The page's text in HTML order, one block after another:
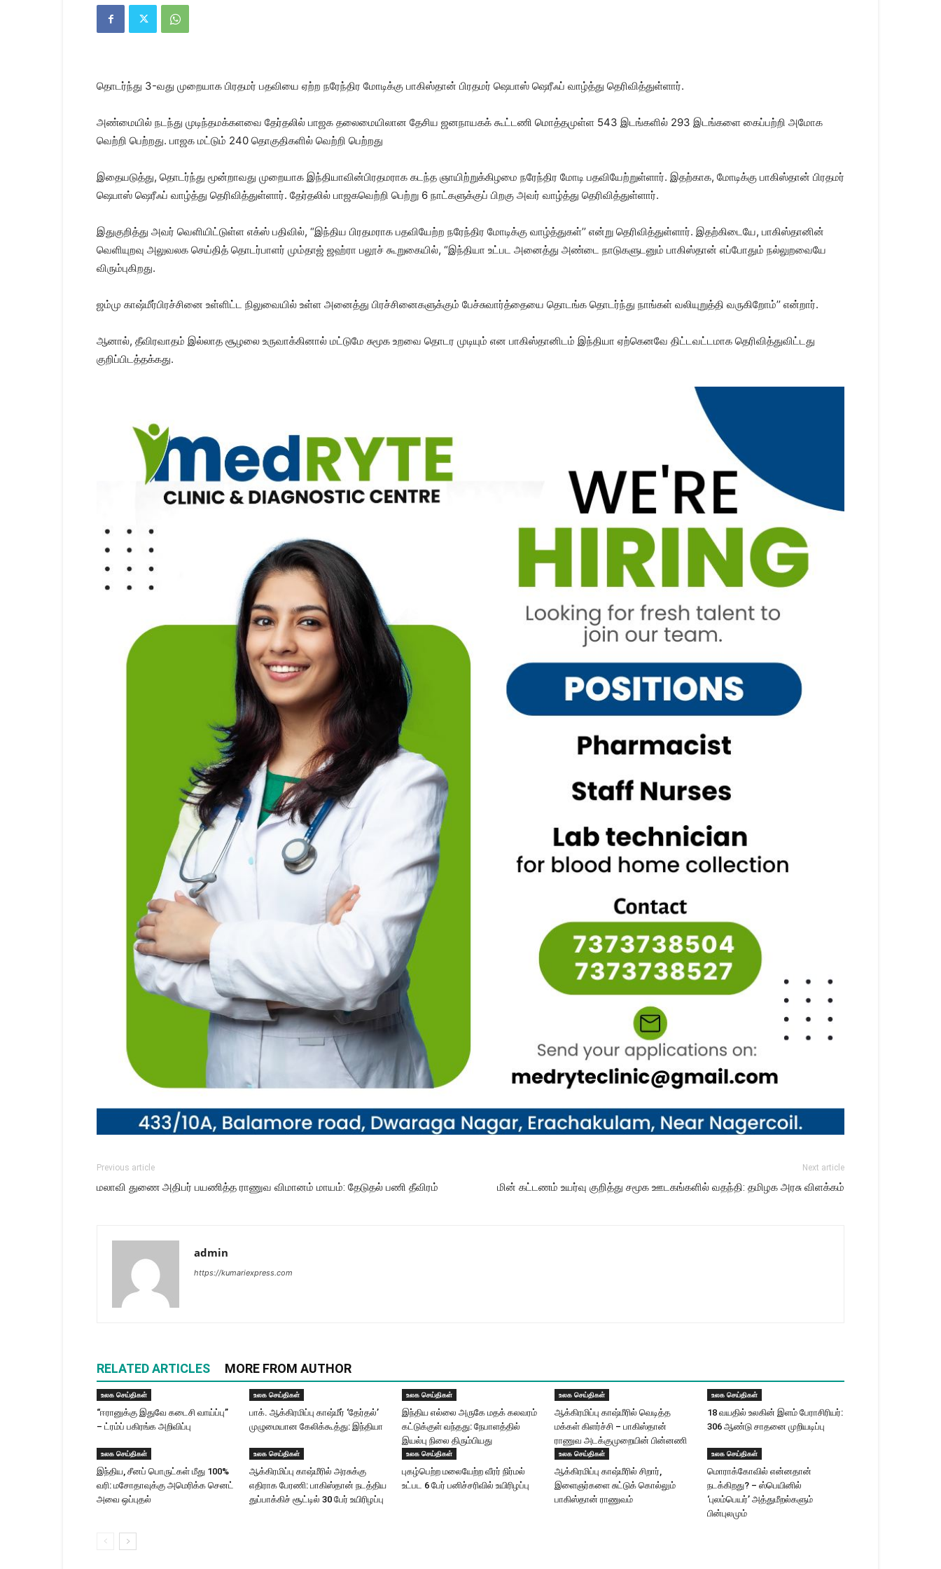
|
News
தொடர்ந்து 3-வது முறையாக பிரதமர் பதவியை ஏற்ற நரேந்திர மோடிக்கு பாகிஸ்தான் பிரதமர் ஷெபாஸ் ஷெரீஃப் வாழ்த்து தெரிவித்துள்ளார்.
அண்மையில் நடந்து முடிந்தமக்களவை தேர்தலில் பாஜக தலைமையிலான தேசிய ஜனநாயகக் கூட்டணி மொத்தமுள்ள 543 இடங்களில் 293 இடங்களை கைப்பற்றி அமோக
வெற்றி பெற்றது. பாஜக மட்டும் 240 தொகுதிகளில் வெற்றி பெற்றது
இதையடுத்து, தொடர்ந்து மூன்றாவது முறையாக இந்தியாவின்பிரதமராக கடந்த ஞாயிற்றுக்கிழமை நரேந்திர மோடி பதவியேற்றுள்ளார். இதற்காக, மோடிக்கு பாகிஸ்தான் பிரதமர்
ஷெபாஸ் ஷெரீஃப் வாழ்த்து தெரிவித்துள்ளார். தேர்தலில் பாஜகவெற்றி பெற்று 6 நாட்களுக்குப் பிறகு அவர் வாழ்த்து தெரிவித்துள்ளார்.
இதுகுறித்து அவர் வெளியிட்டுள்ள எக்ஸ் பதிவில், “இந்திய பிரதமராக பதவியேற்ற நரேந்திர மோடிக்கு வாழ்த்துகள்’’ என்று தெரிவித்துள்ளார். இதற்கிடையே, பாகிஸ்தானின்
வெளியுறவு அலுவலக செய்தித் தொடர்பாளர் மும்தாஜ் ஜஹ்ரா பலூச் கூறுகையில், “இந்தியா உட்பட அனைத்து அண்டை நாடுகளுடனும் பாகிஸ்தான் எப்போதும் நல்லுறவையே
விரும்புகிறது.
ஜம்மு காஷ்மீர்பிரச்சினை உள்ளிட்ட நிலுவையில் உள்ள அனைத்து பிரச்சினைகளுக்கும் பேச்சுவார்த்தையை தொடங்க தொடர்ந்து நாங்கள் வலியுறுத்தி வருகிறோம்’’ என்றார்.
ஆனால், தீவிரவாதம் இல்லாத சூழலை உருவாக்கினால் மட்டுமே சுமூக உறவை தொடர முடியும் என பாகிஸ்தானிடம் இந்தியா ஏற்கெனவே திட்டவட்டமாக தெரிவித்துவிட்டது
குறிப்பிடத்தக்கது.
Previous article
மலாவி துணை அதிபர் பயணித்த ராணுவ விமானம் மாயம்: தேடுதல் பணி தீவிரம்
Next article
மின் கட்டணம் உயர்வு குறித்து சமூக ஊடகங்களில் வதந்தி: தமிழக அரசு விளக்கம்
admin
https://kumariexpress.com
RELATED ARTICLES MORE FROM AUTHOR
உலக செய்திகள்
“ஈரானுக்கு இதுவே கடைசி வாய்ப்பு”
– ட்ரம்ப் பகிரங்க அறிவிப்பு
உலக செய்திகள்
பாக். ஆக்கிரமிப்பு காஷ்மீர் ‘தேர்தல்’
முழுமையான கேலிக்கூத்து: இந்தியா
உலக செய்திகள்
இந்திய எல்லை அருகே மதக் கலவரம்
கட்டுக்குள் வந்தது: நேபாளத்தில்
இயல்பு நிலை திரும்பியது
உலக செய்திகள்
ஆக்கிரமிப்பு காஷ்மீரில் வெடித்த
மக்கள் கிளர்ச்சி – பாகிஸ்தான்
ராணுவ அடக்குமுறையின் பின்னணி
உலக செய்திகள்
18 வயதில் உலகின் இளம் பேராசிரியர்:
306 ஆண்டு சாதனை முறியடிப்பு
உலக செய்திகள்
இந்திய, சீனப் பொருட்கள் மீது 100%
வரி: மசோதாவுக்கு அமெரிக்க செனட்
அவை ஒப்புதல்
உலக செய்திகள்
ஆக்கிரமிப்பு காஷ்மீரில் அரசுக்கு
எதிராக பேரணி: பாகிஸ்தான் நடத்திய
துப்பாக்கிச் சூட்டில் 30 பேர் உயிரிழப்பு
உலக செய்திகள்
புகழ்பெற்ற மலையேற்ற வீரர் நிர்மல்
உட்பட 6 பேர் பனிச்சரிவில் உயிரிழப்பு
உலக செய்திகள்
ஆக்கிரமிப்பு காஷ்மீரில் சிறார்,
இளைஞர்களை சுட்டுக் கொல்லும்
பாகிஸ்தான் ராணுவம்
உலக செய்திகள்
மொராக்கோவில் என்னதான்
நடக்கிறது? – ஸ்பெயினில்
‘புலம்பெயர்’ அத்துமீறல்களும்
பின்புலமும்